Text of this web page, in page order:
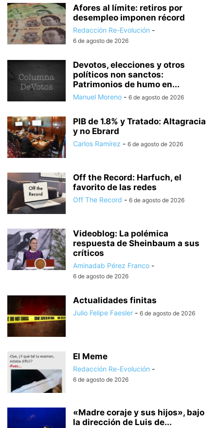
Afores al límite: retiros por
desempleo imponen récord
Redacción Re-Evolución -
6 de agosto de 2026
Devotos, elecciones y otros
políticos non sanctos:
Patrimonios de humo en...
Manuel Moreno - 6 de agosto de 2026
PIB de 1.8% y Tratado: Altagracia
y no Ebrard
Carlos Ramírez - 6 de agosto de 2026
Off the Record: Harfuch, el
favorito de las redes
Off The Record - 6 de agosto de 2026
Videoblog: La polémica
respuesta de Sheinbaum a sus
críticos
Aminadab Pérez Franco -
6 de agosto de 2026
Actualidades finitas
Julio Felipe Faesler - 6 de agosto de 2026
El Meme
Redacción Re-Evolución -
6 de agosto de 2026
«Madre coraje y sus hijos», bajo
la dirección de Luis de...